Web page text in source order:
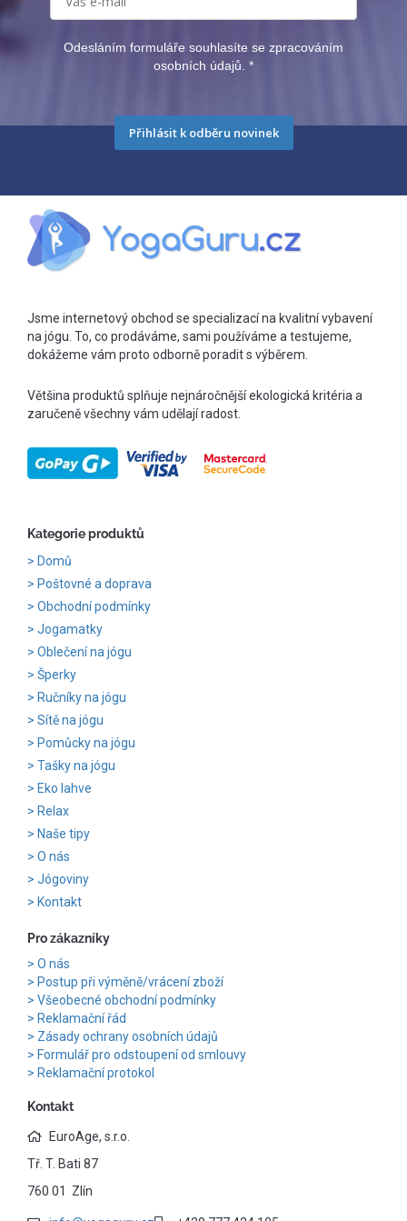
Odesláním formuláře souhlasíte se zpracováním
osobních údajů. *
Přihlásit k odběru novinek
Jsme internetový obchod se specializací na kvalitní vybavení
na jógu. To, co prodáváme, sami používáme a testujeme,
dokážeme vám proto odborně poradit s výběrem.
Většina produktů splňuje nejnáročnější ekologická kritéria a
zaručeně všechny vám udělají radost.
Kategorie produktů
Domů
Poštovné a doprava
Obchodní podmínky
Jogamatky
Oblečení na jógu
Šperky
Ručníky na jógu
Sítě na jógu
Pomůcky na jógu
Tašky na jógu
Eko lahve
Relax
Naše tipy
O nás
Jógoviny
Kontakt
Pro zákazníky
O nás
Postup při výměně/vrácení zboží
Všeobecné obchodní podmínky
Reklamační řád
Zásady ochrany osobních údajů
Formulář pro odstoupení od smlouvy
Reklamační protokol
Kontakt
EuroAge, s.r.o.
Tř. T. Bati 87
760 01 Zlín